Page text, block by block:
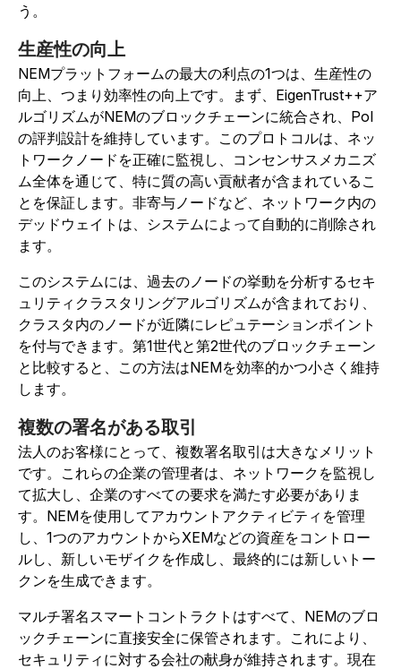
う。
生産性の向上
NEMプラットフォームの最大の利点の1つは、生産性の
向上、つまり効率性の向上です。まず、EigenTrust++ア
ルゴリズムがNEMのブロックチェーンに統合され、PoI
の評判設計を維持しています。このプロトコルは、ネッ
トワークノードを正確に監視し、コンセンサスメカニズ
ム全体を通じて、特に質の高い貢献者が含まれているこ
とを保証します。非寄与ノードなど、ネットワーク内の
デッドウェイトは、システムによって自動的に削除され
ます。
このシステムには、過去のノードの挙動を分析するセキ
ュリティクラスタリングアルゴリズムが含まれており、
クラスタ内のノードが近隣にレピュテーションポイント
を付与できます。第1世代と第2世代のブロックチェーン
と比較すると、この方法はNEMを効率的かつ小さく維持
します。
複数の署名がある取引
法人のお客様にとって、複数署名取引は大きなメリット
です。これらの企業の管理者は、ネットワークを監視し
て拡大し、企業のすべての要求を満たす必要がありま
す。NEMを使用してアカウントアクティビティを管理
し、1つのアカウントからXEMなどの資産をコントロー
ルし、新しいモザイクを作成し、最終的には新しいトー
クンを生成できます。
マルチ署名スマートコントラクトはすべて、NEMのブロ
ックチェーンに直接安全に保管されます。これにより、
セキュリティに対する会社の献身が維持されます。現在